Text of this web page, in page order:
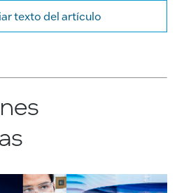
texto del artículo